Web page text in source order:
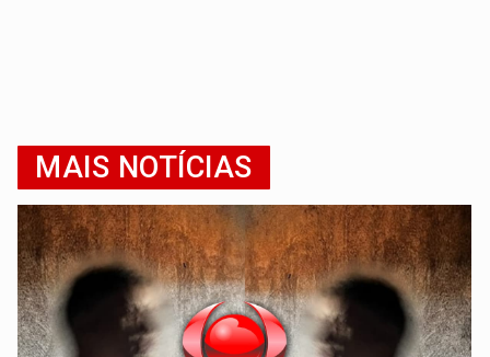
MAIS NOTÍCIAS